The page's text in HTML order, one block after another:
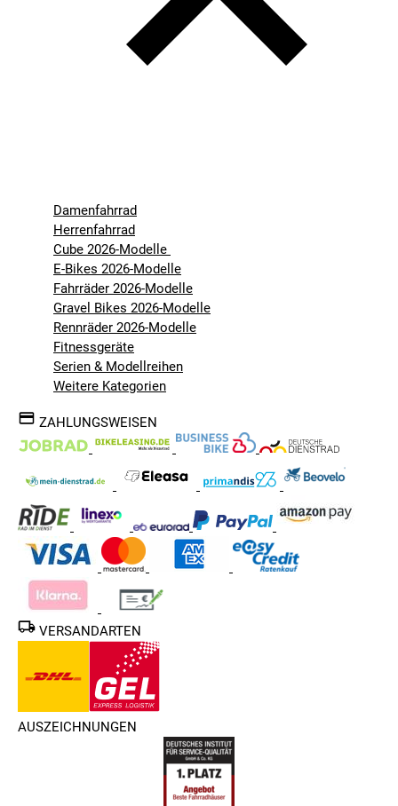
Damenfahrrad
Herrenfahrrad
Cube 2026-Modelle
E-Bikes 2026-Modelle
Fahrräder 2026-Modelle
Gravel Bikes 2026-Modelle
Rennräder 2026-Modelle
Fitnessgeräte
Serien & Modellreihen
Weitere Kategorien
ZAHLUNGSWEISEN
VERSANDARTEN
AUSZEICHNUNGEN